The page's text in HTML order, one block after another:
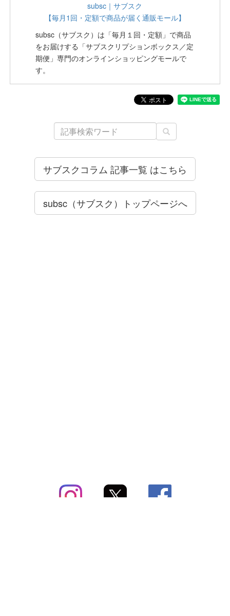
subsc｜サブスク
【毎月1回・定額で商品が届く通販モール】
subsc（サブスク）は「毎月１回・定額」で商品
をお届けする「サブスクリプションボックス／定
期便」専門のオンラインショッピングモールで
す。
サブスクコラム 記事一覧 はこちら
subsc（サブスク）トップページへ